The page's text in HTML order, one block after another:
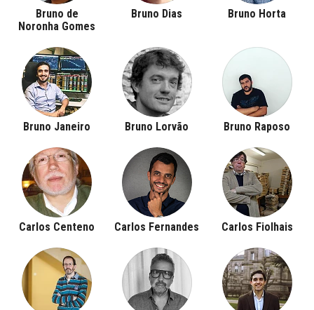
Bruno de
Noronha Gomes
Bruno Dias Bruno Horta
Bruno Janeiro Bruno Lorvão Bruno Raposo
Carlos Centeno Carlos Fernandes Carlos Fiolhais